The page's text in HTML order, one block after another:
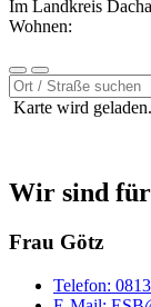
Im Landkreis
Wohnen:
Karte wird
Wir sind für
Frau Götz
Telefon: